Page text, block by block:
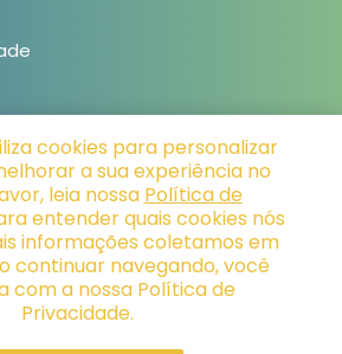
cookies para personalizar
a sua experiência no
leia nossa Política de
entender quais cookies nós
informações coletamos em
continuar navegando, você
com a nossa Política de
Privacidade.